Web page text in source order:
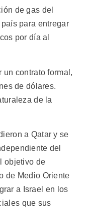
de gas del
para entregar
por día al
un contrato formal,
de dólares.
de la
a Qatar y se
del
objetivo de
de Medio Oriente
a Israel en los
que sus